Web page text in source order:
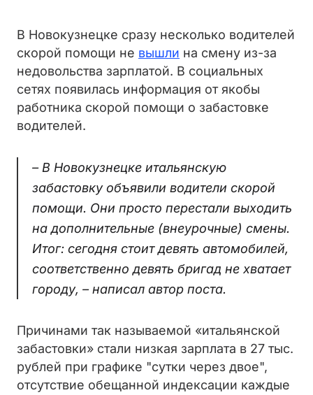
В Новокузнецке сразу несколько водителей
скорой помощи не вышли на смену из-за
недовольства зарплатой. В социальных
сетях появилась информация от якобы
работника скорой помощи о забастовке
водителей.
– В Новокузнецке итальянскую
забастовку объявили водители скорой
помощи. Они просто перестали выходить
на дополнительные (внеурочные) смены.
Итог: сегодня стоит девять автомобилей,
соответственно девять бригад не хватает
городу, – написал автор поста.
Причинами так называемой «итальянской
забастовки» стали низкая зарплата в 27 тыс.
рублей при графике "сутки через двое",
отсутствие обещанной индексации каждые